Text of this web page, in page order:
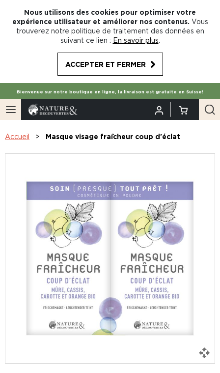
Nous utilisons des cookies pour optimiser votre
expérience utilisateur et améliorer nos contenus. Vous
trouverez notre politique de traitement des données en
suivant ce lien : En savoir plus
ACCEPTER ET FERMER
Bienvenue sur notre boutique en ligne, la livraison est gratuite en Suisse!
Accueil Masque visage fraîcheur coup d'éclat